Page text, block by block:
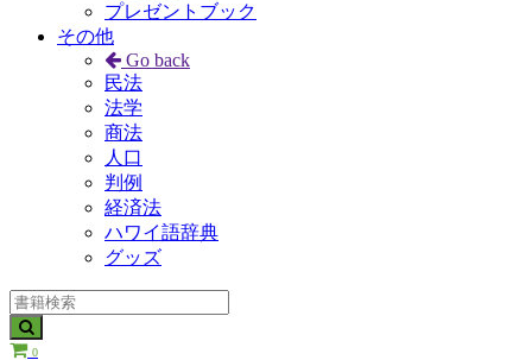
プレゼントブック
その他
Go back
民法
法学
商法
人口
判例
経済法
ハワイ語辞典
グッズ
0